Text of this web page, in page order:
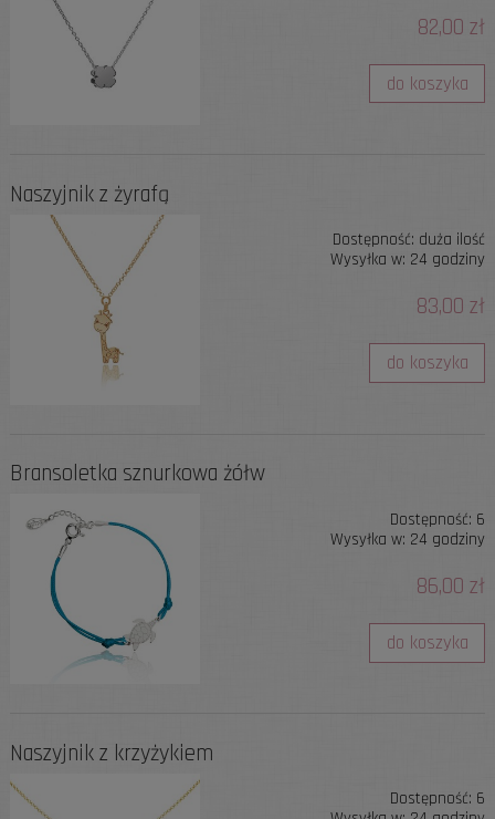
82,00 zł
do koszyka
Naszyjnik z żyrafą
Dostępność: duża ilość
Wysyłka w: 24 godziny
83,00 zł
do koszyka
Bransoletka sznurkowa żółw
Dostępność: 6
Wysyłka w: 24 godziny
86,00 zł
do koszyka
Naszyjnik z krzyżykiem
Dostępność: 6